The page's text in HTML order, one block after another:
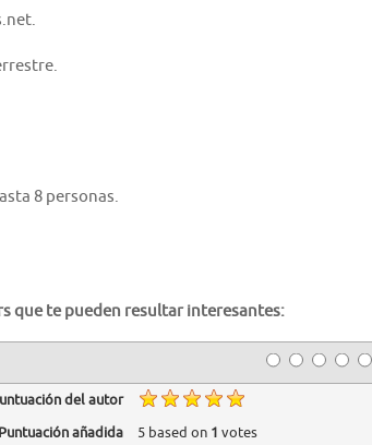
8 personas.
que te pueden resultar interesantes:
del autor
Puntuación añadida
5based on 1 votes